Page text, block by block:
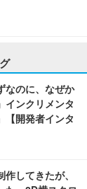
なのに、なぜか
インクリメンタ
【開発者インタ
作してきたが、